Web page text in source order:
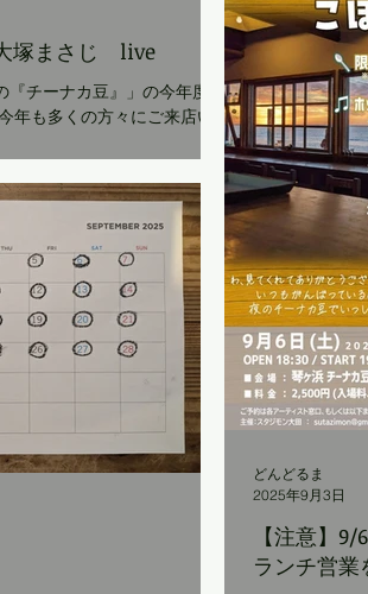
大塚まさじ live
『チーナカ豆』」の今年度の
年も多くの方々にご来店い
たサーフィン＆サップ大会
ので、 朝から夕方まで走
満載で終わることができまし
れてほっとしています。 …
間もなく、慌ただしくしてい
江市の八雲町で始まった
たり営業形態を変えたり試
行錯誤を繰り返しながら、
た。 特にお祝いしたいとい
ですが、毎年のように唄いに
塚まさじさんが、 せっかく
と言ってくださったので、
えて、ライブ＆打ち上げを
まへの感謝の気持ちを胸に
く過ごせたらと思っていま
【注意】
ランチ営業
どんどるま
2025年9月3日